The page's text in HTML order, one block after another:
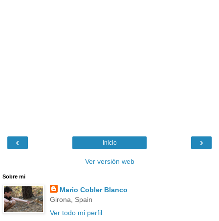
‹ ›
Inicio
Ver versión web
Sobre mi
Mario Cobler Blanco
Girona, Spain
Ver todo mi perfil